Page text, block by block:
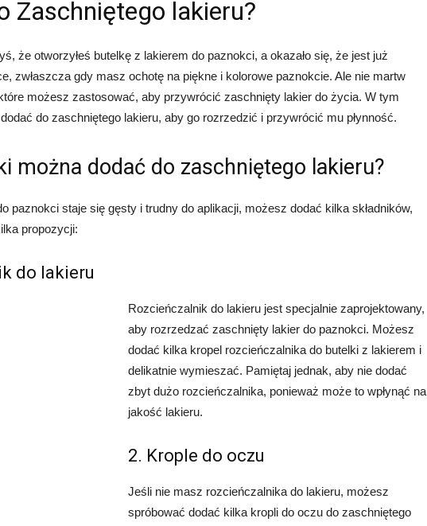
Zaschniętego lakieru?
że otworzyłeś butelkę z lakierem do paznokci, a okazało się, że jest już
zwłaszcza gdy masz ochotę na piękne i kolorowe paznokcie. Ale nie martw
możesz zastosować, aby przywrócić zaschnięty lakier do życia. W tym
do zaschniętego lakieru, aby go rozrzedzić i przywrócić mu płynność.
można dodać do zaschniętego lakieru?
paznokci staje się gęsty i trudny do aplikacji, możesz dodać kilka składników,
propozycji:
do lakieru
Rozcieńczalnik do lakieru jest specjalnie zaprojektowany,
aby rozrzedzać zaschnięty lakier do paznokci. Możesz
dodać kilka kropel rozcieńczalnika do butelki z lakierem i
delikatnie wymieszać. Pamiętaj jednak, aby nie dodać
zbyt dużo rozcieńczalnika, ponieważ może to wpłynąć na
jakość lakieru.
2. Krople do oczu
Jeśli nie masz rozcieńczalnika do lakieru, możesz
spróbować dodać kilka kropli do oczu do zaschniętego